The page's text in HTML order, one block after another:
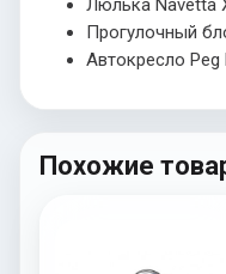
Прогулочный
Автокресло Peg
Похожие